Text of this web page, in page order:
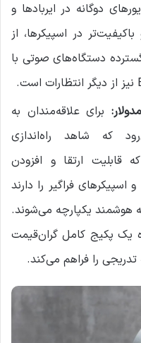
دوگانه در ایربادها و
در اسپیکرها، از
دستگاه‌های صوتی با
: برای علاقه‌مندان به
که شاهد راه‌اندازی
ارتقا و افزودن
اسپیکرهای فراگیر را دارند
هوشمند یکپارچه می‌شوند.
یک پکیج کامل گران‌قیمت
را فراهم می‌کند.